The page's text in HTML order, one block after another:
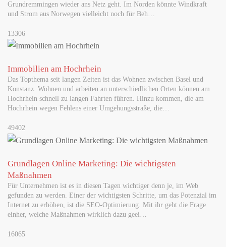
geltend zu machen
beschädigtes Gepäck: Viele Reisende wissen nicht, welche Rechte
sie haben – und…
Werbung für Sportwetten: Dauerpräsenz im Fußball
gefährdet vulnerable Gruppen
Forschende warnen vor Normalisierung von Glücksspiel im
zum Normalzustand –…
Grundremmingen wieder ans Netz geht. Im Norden könnte Windkraft
und Strom aus Norwegen vielleicht noch für Beh…
13306
Immobilien am Hochrhein
Das Topthema seit langen Zeiten ist das Wohnen zwischen Basel und
Konstanz. Wohnen und arbeiten an unterschiedlichen Orten können am
Hochrhein schnell zu langen Fahrten führen. Hinzu kommen, die am
Hochrhein wegen Fehlens einer Umgehungsstraße, die…
49402
Grundlagen Online Marketing: Die wichtigsten
Maßnahmen
Für Unternehmen ist es in diesen Tagen wichtiger denn je, im Web
gefunden zu werden. Einer der wichtigsten Schritte, um das Potenzial im
Internet zu erhöhen, ist die SEO-Optimierung. Mit ihr geht die Frage
einher, welche Maßnahmen wirklich dazu geei…
16065